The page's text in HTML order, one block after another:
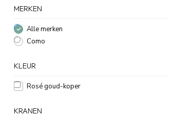
MERKEN
Alle merken
Como
KLEUR
Rosé goud-koper
KRANEN